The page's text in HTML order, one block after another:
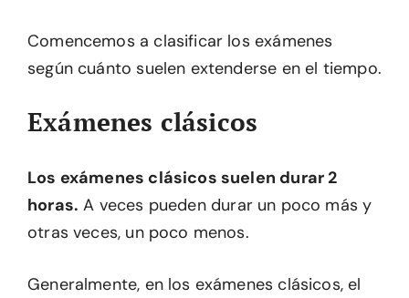
Comencemos a clasificar los exámenes
según cuánto suelen extenderse en el tiempo.
Exámenes clásicos
Los exámenes clásicos suelen durar 2
horas. A veces pueden durar un poco más y
otras veces, un poco menos.
Generalmente, en los exámenes clásicos, el